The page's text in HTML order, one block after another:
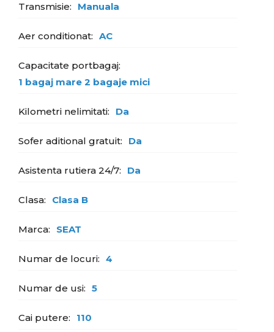
Transmisie: Manuala
Aer conditionat: AC
Capacitate portbagaj:
1 bagaj mare 2 bagaje mici
Kilometri nelimitati: Da
Sofer aditional gratuit: Da
Asistenta rutiera 24/7: Da
Clasa: Clasa B
Marca: SEAT
Numar de locuri: 4
Numar de usi: 5
Cai putere: 110